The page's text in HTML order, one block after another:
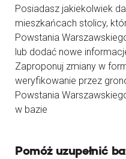
Posiadasz jakiekolwiek
mieszkańcach stolicy,
Powstania
lub dodać nowe
Zaproponuj zmiany w
weryfikowanie przez
Powstania
w bazie
Pomóż uzupełnić